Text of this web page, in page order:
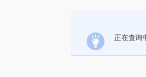
正在查询